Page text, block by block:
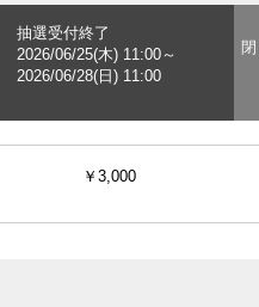
抽選受付終了
2026/06/25(木) 11:00～
2026/06/28(日) 11:00
￥3,000